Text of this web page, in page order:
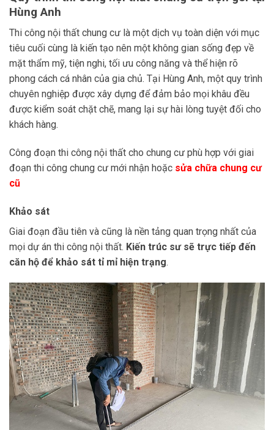
Hùng Anh
Thi công nội thất chung cư là một dịch vụ toàn diện với mục
tiêu cuối cùng là kiến tạo nên một không gian sống đẹp về
mặt thẩm mỹ, tiện nghi, tối ưu công năng và thể hiện rõ
phong cách cá nhân của gia chủ. Tại Hùng Anh, một quy trình
chuyên nghiệp được xây dựng để đảm bảo mọi khâu đều
được kiểm soát chặt chẽ, mang lại sự hài lòng tuyệt đối cho
khách hàng.
Công đoạn thi công nội thất cho chung cư phù hợp với giai
đoạn thi công chung cư mới nhận hoặc sửa chữa chung cư
cũ
Khảo sát
Giai đoạn đầu tiên và cũng là nền tảng quan trọng nhất của
mọi dự án thi công nội thất. Kiến trúc sư sẽ trực tiếp đến
căn hộ để khảo sát tỉ mỉ hiện trạng.